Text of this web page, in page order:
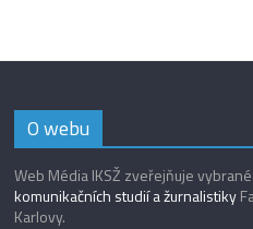
O webu
Web Média IKSŽ zveřejňuje
komunikačních studií a žurnalistiky
Karlovy.